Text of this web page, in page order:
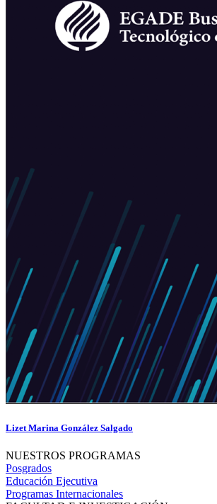
Lizet Marina González Salgado
NUESTROS PROGRAMAS
Posgrados
Educación Ejecutiva
Programas Internacionales